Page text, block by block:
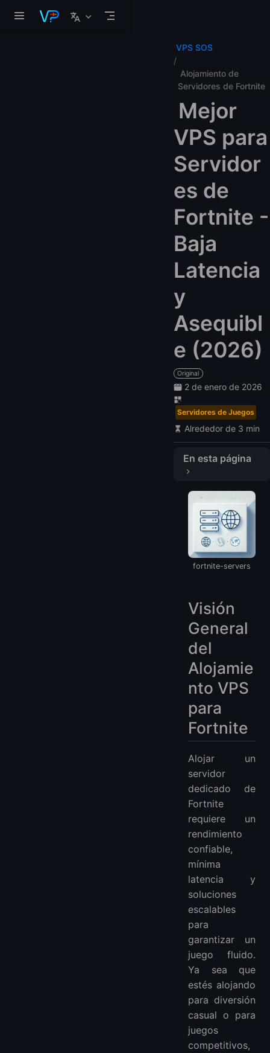
VPS SOS
Alojamiento de
Servidores de Fortnite
Mejor
VPS para
Servidor
es de
Fortnite -
Baja
Latencia
y
Asequibl
e (2026)
Original
2 de enero de 2026
Servidores de Juegos
Alrededor de 3 min
En esta página
2. RackNerd: Opción Confiable de Nivel Medio
fortnite-servers
Visión
General
del
Alojamie
nto VPS
para
Fortnite
Alojar un
servidor
dedicado de
Fortnite
requiere un
rendimiento
confiable,
mínima
latencia y
soluciones
escalables
para
garantizar un
juego fluido.
Ya sea que
estés alojando
para diversión
casual o para
juegos
competitivos,